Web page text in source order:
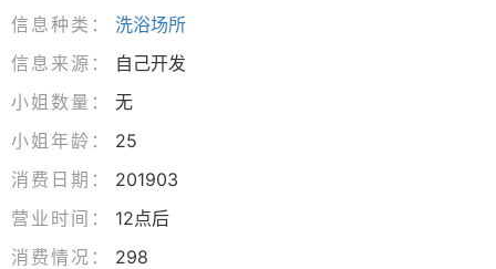
信息种类：
洗浴场所
信息来源：
自己开发
小姐数量：
无
小姐年龄：
25
消费日期：
201903
营业时间：
12点后
消费情况：
298